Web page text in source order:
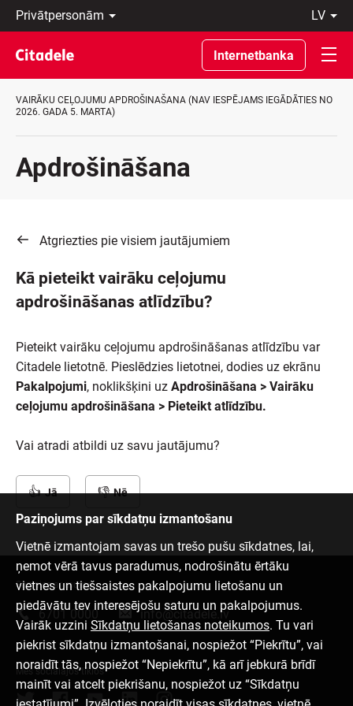
Privātpersonām
Uzņēmumiem
Private
Banking
Par
banku
C
lv
Latviski
По-
русски
In
English
Internetbanka
VAIRĀKU CEĻOJUMU APDROŠINAŠANA (NAV IESPĒJAMS IEGĀDĀTIES NO
2026. GADA 5. MARTA)
Apdrošināšana
Atgriezties pie visiem jautājumiem
Kā pieteikt vairāku ceļojumu
apdrošināšanas atlīdzību?
Pieteikt vairāku ceļojumu apdrošināšanas atlīdzību var
Citadele lietotnē. Pieslēdzies lietotnei, dodies uz ekrānu
Pakalpojumi, noklikšķini uz Apdrošināšana > Vairāku
ceļojumu apdrošināšana > Pieteikt atlīdzību.
Vai atradi atbildi uz savu jautājumu?
Jā Nē
Paziņojums par sīkdatņu izmantošanu
Vietnē izmantojam savas un trešo pušu sīkdatnes, lai,
ņemot vērā tavus paradumus, nodrošinātu ērtāku
vietnes un tiešsaistes pakalpojumu lietošanu un
piedāvātu tev interesējošu saturu un pakalpojumus.
Vairāk uzzini Sīkdatņu lietošanas noteikumos. Tu vari
piekrist sīkdatņu izmantošanai, nospiežot “Piekrītu”, vai
noraidīt tās, nospiežot “Nepiekrītu”, kā arī jebkurā brīdī
mainīt vai atcelt piekrišanu, nospiežot uz “Sīkdatņu
Sazinies ar mums
6701 0000 info@citadele.lv
Mēs sociālajos tīklos